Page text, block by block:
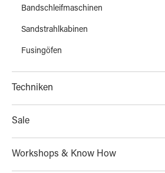
Bandschleifmaschinen
Sandstrahlkabinen
Fusingöfen
Techniken
Sale
Workshops & Know How